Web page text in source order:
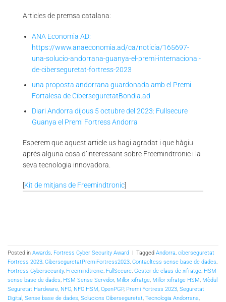
Articles de premsa catalana:
ANA Economia AD:
https://www.anaeconomia.ad/ca/noticia/165697-
una-solucio-andorrana-guanya-el-premi-internacional-
de-ciberseguretat-fortress-2023
una proposta andorrana guardonada amb el Premi
Fortalesa de CiberseguretatBondia.ad
Diari Andorra dijous 5 octubre del 2023: Fullsecure
Guanya el Premi Fortress Andorra
Esperem que aquest article us hagi agradat i que hàgiu
après alguna cosa d’interessant sobre Freemindtronic i la
seva tecnologia innovadora.
[Kit de mitjans de Freemindtronic]
Posted in Awards, Fortress Cyber Security Award | Tagged Andorra, ciberseguretat
Fortress 2023, CiberseguretatPremiFortress2023, Contacltess sense base de dades,
Fortress Cybersecurity, Freemindtronic, FullSecure, Gestor de claus de xifratge, HSM
sense base de dades, HSM Sense Servidor, Millor xifratge, Millor xifratge HSM, Mòdul
Seguretat Hardware, NFC, NFC HSM, OpenPGP, Premi Fortress 2023, Seguretat
Digital, Sense base de dades, Solucions Ciberseguretat, Tecnologia Andorrana,